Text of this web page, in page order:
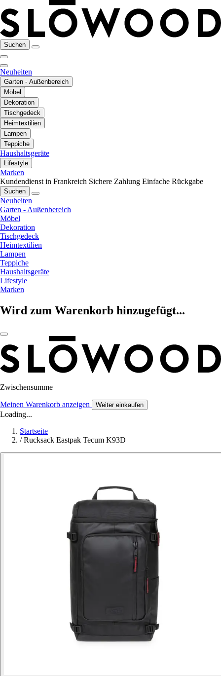
Suchen
Neuheiten
Garten - Außenbereich
Möbel
Dekoration
Tischgedeck
Heimtextilien
Lampen
Teppiche
Haushaltsgeräte
Lifestyle
Marken
Kundendienst in Frankreich Sichere Zahlung Einfache Rückgabe
Suchen
Neuheiten
Garten - Außenbereich
Möbel
Dekoration
Tischgedeck
Heimtextilien
Lampen
Teppiche
Haushaltsgeräte
Lifestyle
Marken
Wird zum Warenkorb hinzugefügt...
Zwischensumme
Meinen Warenkorb anzeigen Weiter einkaufen
Loading...
Startseite
/ Rucksack Eastpak Tecum K93D